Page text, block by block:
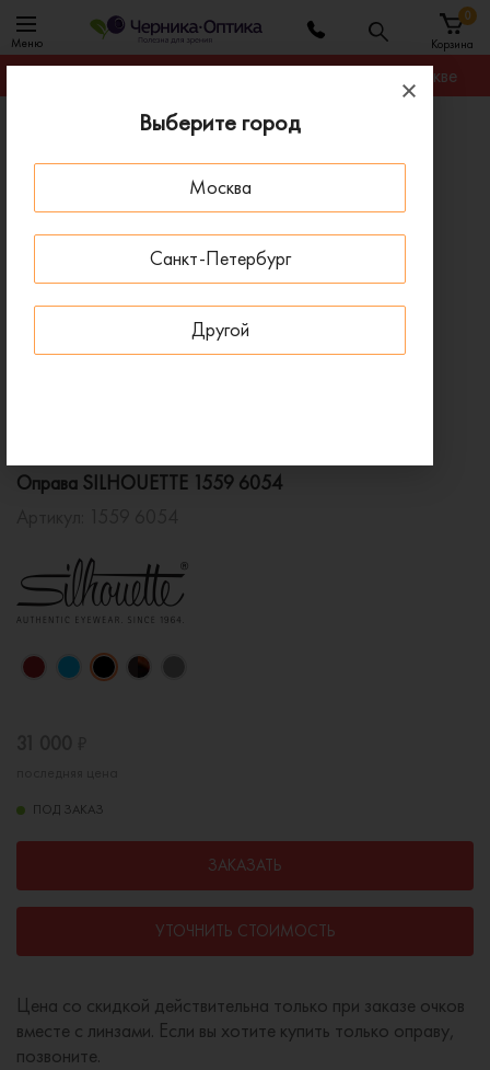
Выберите город
Москва
Санкт-Петербург
Другой
Меню Корзина
0
Гарантируем лучшую цену на любую оправу в Москве
Оправы для очков
Оправа SILHOUETTE 1559 6054
Оправа SILHOUETTE 1559 6054
ПОД ЗАКАЗ
ЗАКАЗАТЬ
УТОЧНИТЬ СТОИМОСТЬ
Цена со скидкой действительна только при заказе очков
вместе с линзами. Если вы хотите купить только оправу,
позвоните.
ПОД ЗАКАЗ